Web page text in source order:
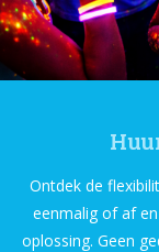
Ontdek de
eenmalig of af
oplossing. Geen